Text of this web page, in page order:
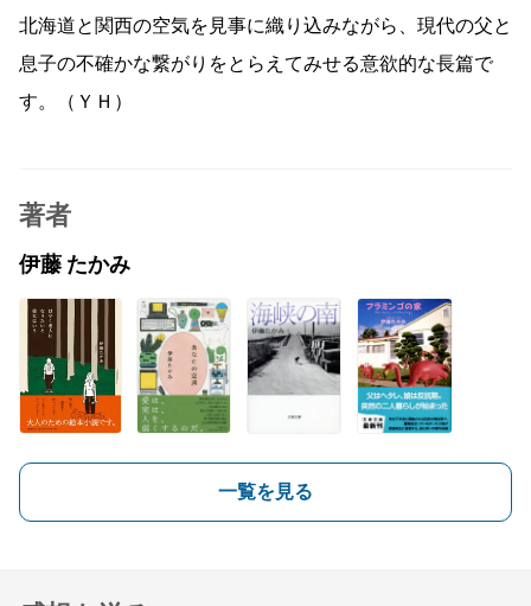
北海道と関西の空気を見事に織り込みながら、現代の父と
息子の不確かな繋がりをとらえてみせる意欲的な長篇で
す。（ＹＨ）
著者
伊藤 たかみ
一覧を見る